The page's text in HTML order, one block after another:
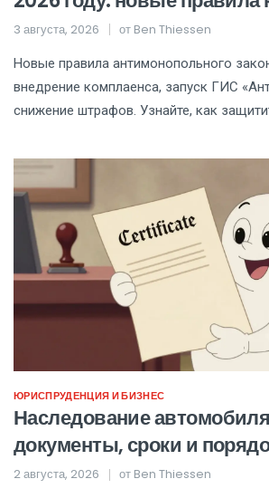
штрафы и цифровая
«Антикартель»
3 августа, 2026 от Ben Thiessen
Новые правила антимонопольного
внедрение комплаенса, запуск ГИС
снижение штрафов. Узнайте, как
ЮРИСПРУДЕНЦИЯ И БИЗНЕС
Наследование
документы, сроки и
переоформления
2 августа, 2026 от Ben Thiessen